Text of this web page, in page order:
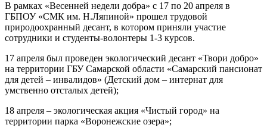
В рамках «Весенней недели добра» с 17 по 20 апреля в
ГБПОУ «СМК им. Н.Ляпиной» прошел трудовой
природоохранный десант, в котором приняли участие
сотрудники и студенты-волонтеры 1-3 курсов.
17 апреля был проведен экологический десант «Твори добро»
на территории ГБУ Самарской области «Самарский пансионат
для детей – инвалидов» (Детский дом – интернат для
умственно отсталых детей);
18 апреля – экологическая акция «Чистый город» на
территории парка «Воронежские озера»;